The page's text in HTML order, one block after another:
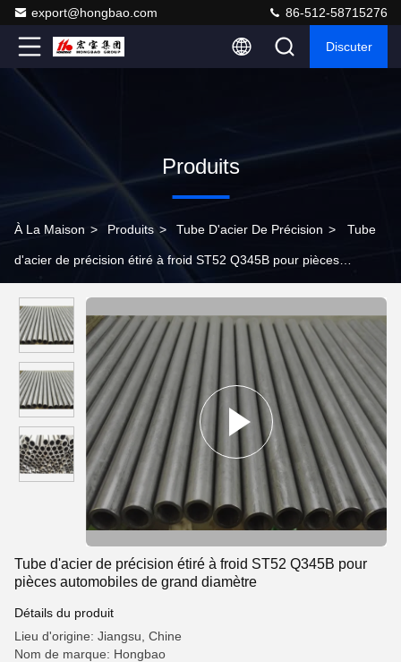
export@hongbao.com 86-512-58715276
Discuter
Produits
À La Maison > Produits > Tube D'acier De Précision > Tube
d'acier de précision étiré à froid ST52 Q345B pour pièces
Tube d'acier de précision étiré à froid ST52 Q345B pour
pièces automobiles de grand diamètre
Détails du produit
Lieu d'origine: Jiangsu, Chine
Nom de marque: Hongbao